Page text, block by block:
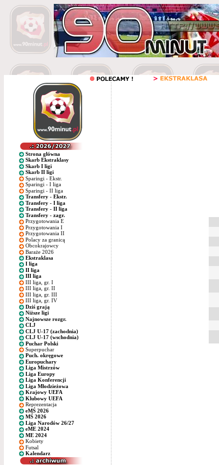
Strona główna
Skarb Ekstraklasy
Skarb I ligi
Skarb II ligi
Sparingi - Ekstr.
Sparingi - I liga
Sparingi - II liga
Transfery - Ekstr.
Transfery - I liga
Transfery - II liga
Transfery - zagr.
Przygotowania E
Przygotowania I
Przygotowania II
Polacy za granicą
Obcokrajowcy
Baraże 2026
Ekstraklasa
I liga
II liga
III liga
III liga, gr. I
III liga, gr. II
III liga, gr. III
III liga, gr. IV
Dziś grają
Niższe ligi
Najnowsze rozgr.
CLJ
CLJ U-17 (zachodnia)
CLJ U-17 (wschodnia)
Puchar Polski
Superpuchar
Puch. okręgowe
Europuchary
Liga Mistrzów
Liga Europy
Liga Konferencji
Liga Młodzieżowa
Krajowy UEFA
Klubowy UEFA
Reprezentacja
eMŚ 2026
MŚ 2026
Liga Narodów 26/27
eME 2024
ME 2024
Kobiety
Futsal
Kalendarz